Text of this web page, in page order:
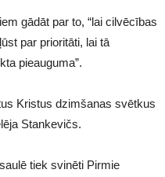
gādāt par to, “lai cilvēcības
par prioritāti, lai tā
pieauguma”.
Kristus dzimšanas svētkus
Stankevičs.
tiek svinēti Pirmie